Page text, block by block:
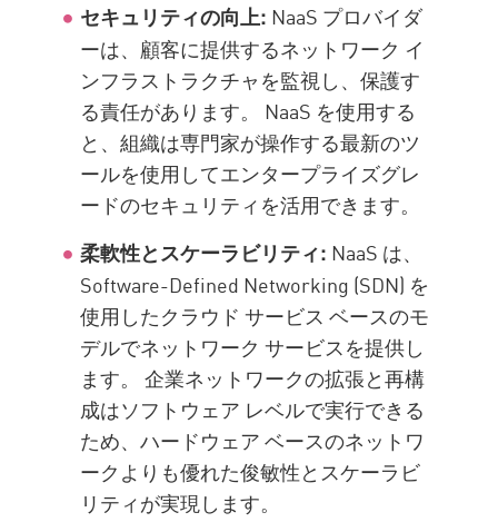
セキュリティの向上: NaaS プロバイダ
ーは、顧客に提供するネットワーク イ
ンフラストラクチャを監視し、保護す
る責任があります。 NaaS を使用する
と、組織は専門家が操作する最新のツ
ールを使用してエンタープライズグレ
ードのセキュリティを活用できます。
柔軟性とスケーラビリティ: NaaS は、
Software-Defined Networking (SDN) を
使用したクラウド サービス ベースのモ
デルでネットワーク サービスを提供し
ます。 企業ネットワークの拡張と再構
成はソフトウェア レベルで実行できる
ため、ハードウェア ベースのネットワ
ークよりも優れた俊敏性とスケーラビ
リティが実現します。